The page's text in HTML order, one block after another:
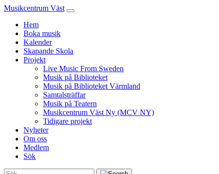
Musikcentrum Väst
Hem
Boka musik
Kalender
Skapande Skola
Projekt
Live Music From Sweden
Musik på Biblioteket
Musik på Biblioteket Värmland
Samtalsträffar
Musik på Teatern
Musikcentrum Väst Ny (MCV NY)
Tidigare projekt
Nyheter
Om oss
Medlem
Sök